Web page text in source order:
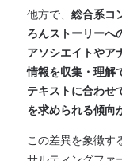
他方で、 総合系コ
ろんストーリーへ
アソシエイトやア
情報を収集・理解
テキストに合わせ
を求められる傾向
この差異を象徴す